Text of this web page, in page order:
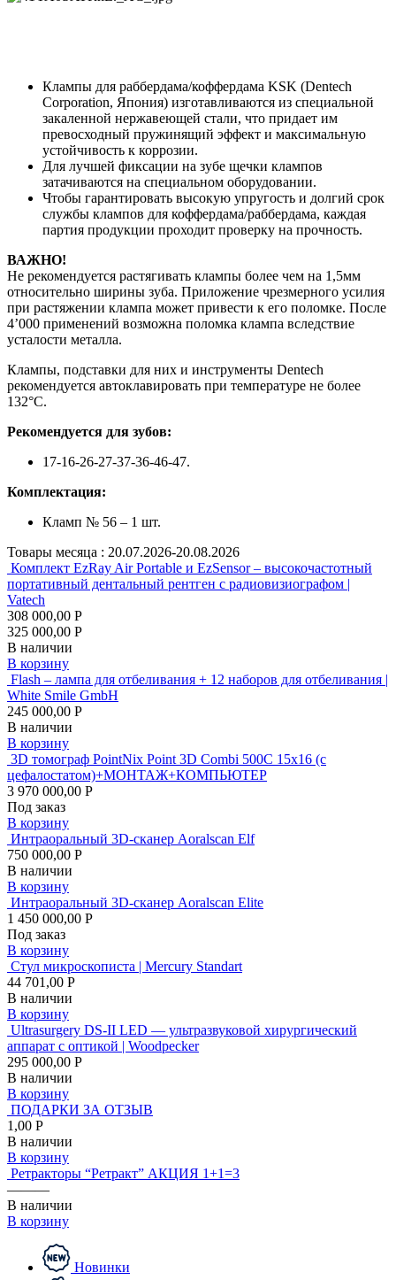
Клампы для раббердама/коффердама KSK (Dentech
Corporation, Япония) изготавливаются из специальной
закаленной нержавеющей стали, что придает им
превосходный пружинящий эффект и максимальную
устойчивость к коррозии.
Для лучшей фиксации на зубе щечки клампов
затачиваются на специальном оборудовании.
Чтобы гарантировать высокую упругость и долгий срок
службы клампов для коффердама/раббердама, каждая
партия продукции проходит проверку на прочность.
ВАЖНО!
Не рекомендуется растягивать клампы более чем на 1,5мм
относительно ширины зуба. Приложение чрезмерного усилия
при растяжении клампа может привести к его поломке. После
4’000 применений возможна поломка клампа вследствие
усталости металла.
Клампы, подставки для них и инструменты Dentech
рекомендуется автоклавировать при температуре не более
132°С.
Рекомендуется для зубов:
17-16-26-27-37-36-46-47.
Комплектация:
Кламп № 56 – 1 шт.
Товары месяца : 20.07.2026-20.08.2026
Комплект EzRay Air Portable и EzSensor – высокочастотный
портативный дентальный рентген с радиовизиографом |
Vatech
308 000,00 Р
325 000,00 Р
В наличии
В корзину
Flash – лампа для отбеливания + 12 наборов для отбеливания |
White Smile GmbH
245 000,00 Р
В наличии
В корзину
3D томограф PointNix Point 3D Combi 500C 15х16 (с
цефалостатом)+МОНТАЖ+КОМПЬЮТЕР
3 970 000,00 Р
Под заказ
В корзину
Интраоральный 3D-сканер Aoralscan Elf
750 000,00 Р
В наличии
В корзину
Интраоральный 3D-сканер Aoralscan Elite
1 450 000,00 Р
Под заказ
В корзину
Стул микроскописта | Mercury Standart
44 701,00 Р
В наличии
В корзину
Ultrasurgery DS-II LED — ультразвуковой хирургический
аппарат с оптикой | Woodpecker
295 000,00 Р
В наличии
В корзину
ПОДАРКИ ЗА ОТЗЫВ
1,00 Р
В наличии
В корзину
Ретракторы “Ретракт” АКЦИЯ 1+1=3
———
В наличии
В корзину
Новинки